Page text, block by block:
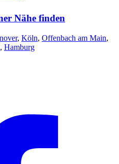
Nähe finden
, Köln, Offenbach am Main,
, Hamburg